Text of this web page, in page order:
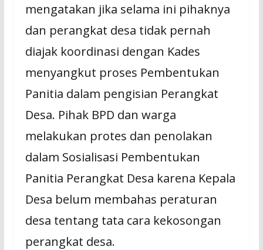
mengatakan jika selama ini pihaknya
dan perangkat desa tidak pernah
diajak koordinasi dengan Kades
menyangkut proses Pembentukan
Panitia dalam pengisian Perangkat
Desa. Pihak BPD dan warga
melakukan protes dan penolakan
dalam Sosialisasi Pembentukan
Panitia Perangkat Desa karena Kepala
Desa belum membahas peraturan
desa tentang tata cara kekosongan
perangkat desa.